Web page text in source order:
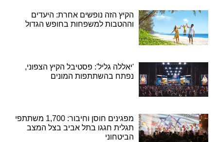
הקיץ הזה נופשים אחרת: היעדים
וההטבות למשפחות בחופש הגדול
'יאללה גליל': פסטיבל הקיץ הצפוני,
נפתח בהשתתפות המונים
מפגינים חוסן וחיבור: 1,700 משתתפי
תגלית חגגו בתל אביב בצל המצב
הביטחוני